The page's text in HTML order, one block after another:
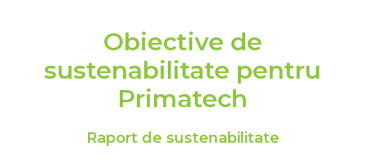
Obiective de
sustenabilitate pentru
Primatech
Raport de sustenabilitate